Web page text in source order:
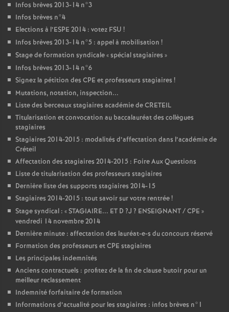
Infos brèves 2013-14 n°3
Infos brèves n°4
Elections à l’ESPE 2014 : votez FSU !
Infos brèves 2013-14 n°5 : appel à mobilisation !
Stage de formation syndicale «spécial stagiaires »
Infos brèves 2013-14 n°6
Signez la pétition des CPE et professeurs stagiaires !
Mutations, notation, inspection...
Liste des berceaux stagiaires académie deCRETEIL
Titularisation et convocation au baccalauréat des collègues
stagiaires
Stagiaires 2014-2015 : modalités d’affectation dans l’académie de
Créteil
Affectation des stagiaires 2014-2015 : Foire Aux Questions
Liste de titularisation des professeurs stagiaires
Dernière liste des supports stagiaires 2014-15
Stagiaires 2014-2015 : tout savoir sur votre rentrée!
Stage syndical : «STAGIAIRE... ET D ?J ? ENSEIGNANT/CPE »
vendredi 14 novembre 2014
Dernière minute : affectation des lauréat-e-s du concours réservé
Formation des professeurs etCPE stagiaires
Les principales indemnités
Anciens contractuels : profitez de la fin de clause butoir pour un
meilleur reclassement
Indemnité forfaitaire de formation
Informations d’actualité pour les stagiaires : infos brèves n°1